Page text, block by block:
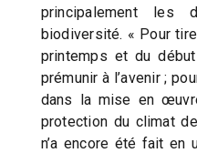
principalement les
biodiversité. « Pour
printemps et du
prémunir à l’avenir ;
dans la mise en
protection du climat
n’a encore été fait en